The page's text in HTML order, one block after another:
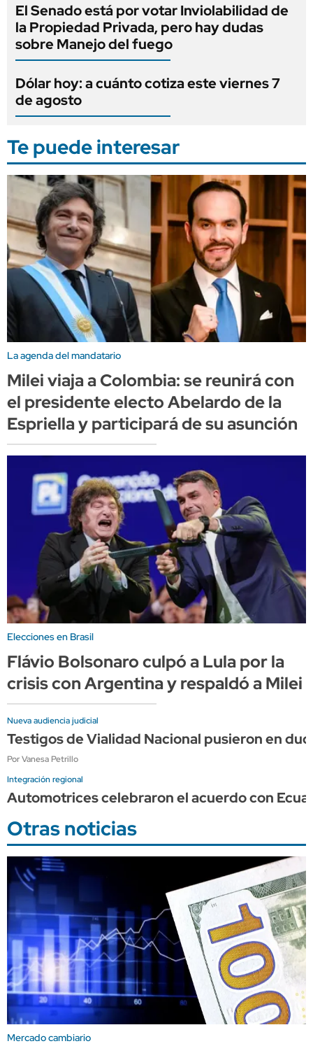
El Senado está por votar Inviolabilidad de
la Propiedad Privada, pero hay dudas
sobre Manejo del fuego
Dólar hoy: a cuánto cotiza este viernes 7
de agosto
Te puede interesar
La agenda del mandatario
Milei viaja a Colombia: se reunirá con
el presidente electo Abelardo de la
Espriella y participará de su asunción
Elecciones en Brasil
Flávio Bolsonaro culpó a Lula por la
crisis con Argentina y respaldó a Milei
Nueva audiencia judicial
Testigos de Vialidad Nacional pusieron en
Por Vanesa Petrillo
Integración regional
Automotrices celebraron el acuerdo con
Otras noticias
Mercado cambiario